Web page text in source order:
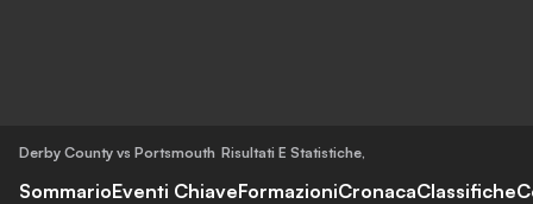
Derby County vs Portsmouth Risultati E Statistiche,
SommarioEventi ChiaveFormazioniCronacaClassifiche